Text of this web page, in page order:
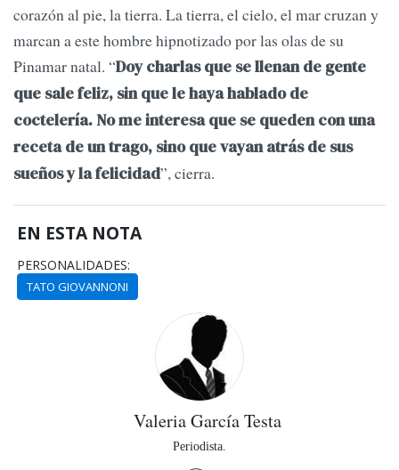
corazón al pie, la tierra. La tierra, el cielo, el mar cruzan y
marcan a este hombre hipnotizado por las olas de su
Pinamar natal. “Doy charlas que se llenan de gente
que sale feliz, sin que le haya hablado de
coctelería. No me interesa que se queden con una
receta de un trago, sino que vayan atrás de sus
sueños y la felicidad”, cierra.
EN ESTA NOTA
PERSONALIDADES:
TATO GIOVANNONI
Valeria García Testa
Periodista.